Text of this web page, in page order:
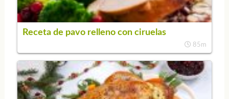
Receta de pavo relleno con ciruelas
85m